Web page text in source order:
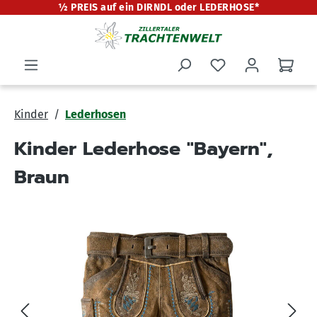
springen
½ PREIS auf ein DIRNDL oder LEDERHOSE*
Kinder Lederhosen
Kinder Lederhose "Bayern",
Braun
Bildergalerie überspringen